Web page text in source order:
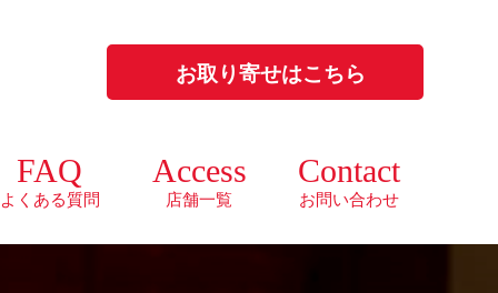
お取り寄せはこちら
FAQ
よくある質問
Access
店舗一覧
Contact
お問い合わせ